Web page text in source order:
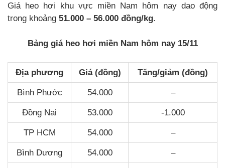
Giá heo hơi khu vực miền Nam hôm nay dao động
trong khoảng 51.000 – 56.000 đồng/kg.
Bảng giá heo hơi miền Nam hôm nay 15/11
Địa phương Giá (đồng) Tăng/giảm (đồng)
Bình Phước 54.000 –
Đồng Nai 53.000 -1.000
TP HCM 54.000 –
Bình Dương 54.000 –